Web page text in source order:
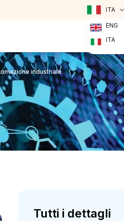
ITA
ENG
ITA
industriale
Tutti i dettagli